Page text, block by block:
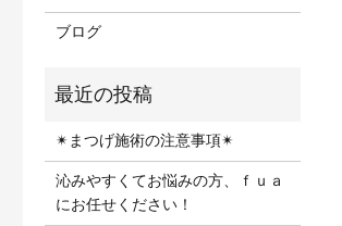
ブログ
✴︎まつげ施術の注意事項✴︎
沁みやすくてお悩みの方、ｆｕａ
にお任せください！